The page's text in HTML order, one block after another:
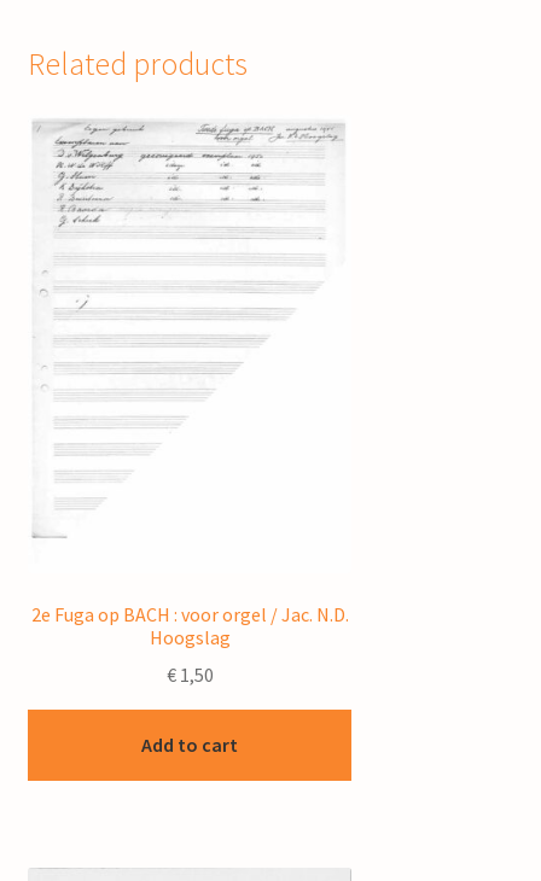
Related products
2e Fuga op BACH : voor orgel / Jac. N.D.
Hoogslag
€1,50
Add to cart